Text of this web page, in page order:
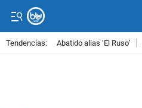
Tendencias: Abatido alias ‘El Ruso’